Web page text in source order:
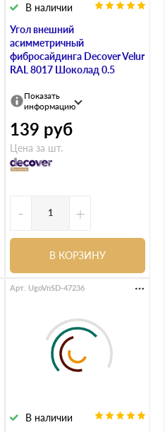
Угол внешний
асимметричный
фибросайдинга Decover Velur
RAL 8017 Шоколад 0.5
В наличии
Показать
информацию
139 руб
Цена за шт.
- +
В КОРЗИНУ
В наличии
Арт. UgoVnSD-47236